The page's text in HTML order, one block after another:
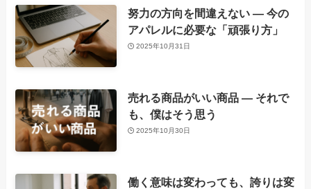
努力の方向を間違えない ― 今の
アパレルに必要な「頑張り方」
2025年10月31日
売れる商品がいい商品 ― それで
も、僕はそう思う
2025年10月30日
働く意味は変わっても、誇りは変